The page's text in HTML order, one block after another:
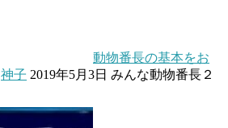
動物番長の基本をお
神子 2019年5月3日 みんな動物番長２